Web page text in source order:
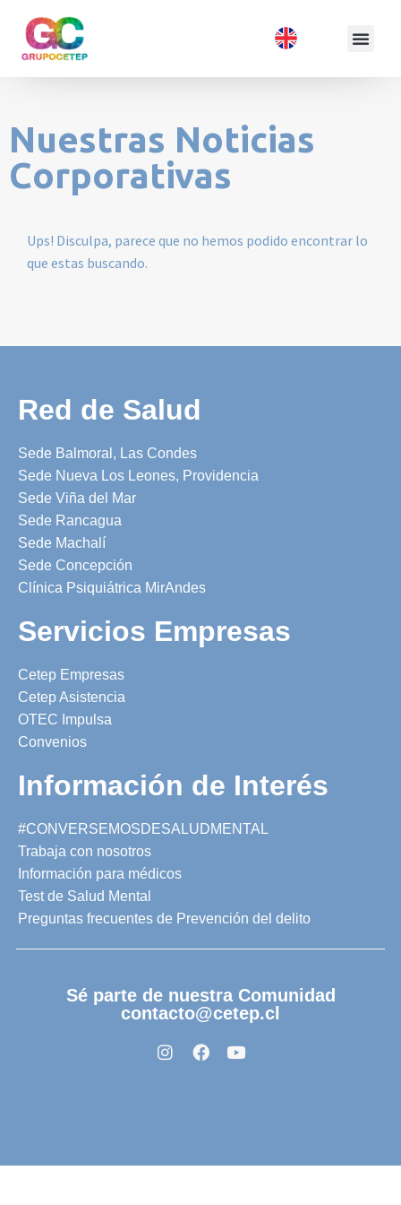
Nuestras Noticias
Corporativas
Ups! Disculpa, parece que no hemos podido encontrar lo
que estas buscando.
Red de Salud
Sede Balmoral, Las Condes
Sede Nueva Los Leones, Providencia
Sede Viña del Mar
Sede Rancagua
Sede Machalí
Sede Concepción
Clínica Psiquiátrica MirAndes
Servicios Empresas
Cetep Empresas
Cetep Asistencia
OTEC Impulsa
Convenios
Información de Interés
#CONVERSEMOSDESALUDMENTAL
Trabaja con nosotros
Información para médicos
Test de Salud Mental
Preguntas frecuentes de Prevención del delito
Sé parte de nuestra Comunidad
contacto@cetep.cl